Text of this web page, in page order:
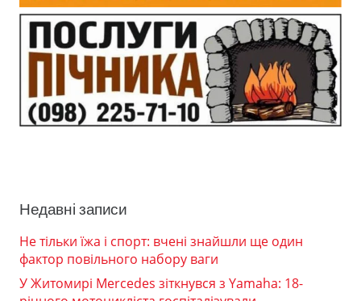
Недавні записи
Не тільки їжа і спорт: вчені знайшли ще один
фактор повільного набору ваги
У Житомирі Mercedes зіткнувся з Yamaha: 18-